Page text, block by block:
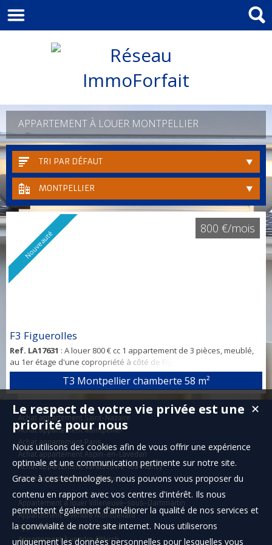
APPARTEMENT À LOUER MONTPELLIER
TRI PAR DÉFAUT
MONTPELLIER
Nouveauté
F3 Figuerolles
Ref. LA17631 : A louer 800 € cc 1 appartement de 3 pièces, meublé,
au 1er étage d'une copropriété à côté de Figuerolles, rue de la
Figairasse, résidence le clos de l'étoile, avec cellier sur palier,
balcon. Disponible immédiatement. Vois pouvez me contacter par
mail. En ce qui concerne la sélection des dossiers, il faut avoir au
minimum 3 fois le montant du loyer en revenus.
T3 Montpellier chamberte 58 m²
800 €/mois
Achat appartement Saint-Nazaire
Achat appartement Montpellier
Achat appartement Paris
Achat appartement Aspin-en-Lavedan
Achat appartement Vandoeuvre-lès-Nancy
Achat appartement Bordeaux
Appartement à louer Villeneuve-sous-Dammartin
Appartement à vendre Montbéliard
Appartement à vendre Altkirch
Appartement à vendre Altkirch
✕
Le respect de votre vie privée est une
priorité pour nous
Nous utilisons des cookies afin de vous offrir une expérience
optimale et une communication pertinente sur notre site.
Grace à ces technologies, nous pouvons vous proposer du
contenu en rapport avec vos centres d'intérêt. Ils nous
permettent également d'améliorer la qualité de nos services et
la convivialité de notre site internet. Nous utiliserons
uniquement les données personnelles pour lesquelles vous